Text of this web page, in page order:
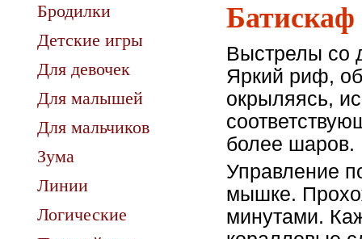
Бродилки
Детские игры
Для девочек
Для малышей
Для мальчиков
Зума
Линии
Логические
Батискаф
Выстрелы со
Яркий риф,
окрыляясь,
более шаров.
Управление
мышке.
минутами.